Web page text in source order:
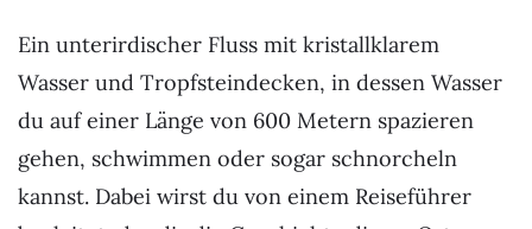
Ein unterirdischer Fluss mit kristallklarem
Wasser und Tropfsteindecken, in dessen Wasser
du auf einer Länge von 600 Metern spazieren
gehen, schwimmen oder sogar schnorcheln
kannst. Dabei wirst du von einem Reiseführer